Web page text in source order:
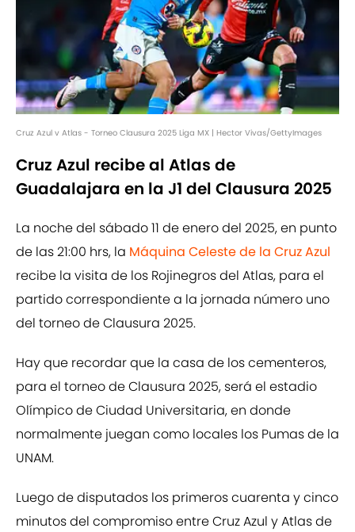
Cruz Azul v Atlas - Torneo Clausura 2025 Liga MX | Hector Vivas/GettyImages
Cruz Azul recibe al Atlas de
Guadalajara en la J1 del Clausura 2025
La noche del sábado 11 de enero del 2025, en punto
de las 21:00 hrs, la Máquina Celeste de la Cruz Azul
recibe la visita de los Rojinegros del Atlas, para el
partido correspondiente a la jornada número uno
del torneo de Clausura 2025.
Hay que recordar que la casa de los cementeros,
para el torneo de Clausura 2025, será el estadio
Olímpico de Ciudad Universitaria, en donde
normalmente juegan como locales los Pumas de la
UNAM.
Luego de disputados los primeros cuarenta y cinco
minutos del compromiso entre Cruz Azul y Atlas de